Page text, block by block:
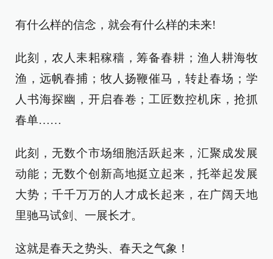
有什么样的信念，就会有什么样的未来!
此刻，农人耒耜稼穑，筹备春耕；渔人耕海牧
渔，远帆春捕；牧人扬鞭催马，转赴春场；学
人书海探幽，开启春卷；工匠数控机床，抢抓
春单……
此刻，无数个市场细胞活跃起来，汇聚成发展
动能；无数个创新高地挺立起来，托举起发展
大势；千千万万的人才成长起来，在广阔天地
里驰马试剑、一展长才。
这就是春天之势头、春天之气象！